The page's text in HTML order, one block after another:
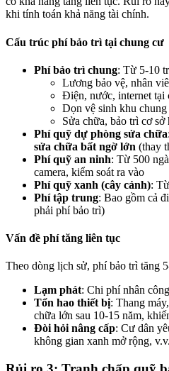
khi tính toán khả năng tài chính.
Cấu trúc phí bảo trì tại chung cư
Phí bảo trì chung: Từ 5-10
Lương bảo vệ, nhân
Điện, nước, internet tại
Dọn vệ sinh khu chung
Sửa chữa, bảo trì cơ sở
Phí quỹ dự phòng sửa chữa
sửa chữa bất ngờ lớn (thay
Phí quỹ an ninh: Từ 500
camera, kiểm soát ra vào
Phí quỹ xanh (cây cảnh):
Phí tập trung: Bao gồm cả
phải phí bảo trì)
Vấn đề phí tăng liên tục
Theo dòng lịch sử, phí bảo trì tăng
Lạm phát: Chi phí nhân
Tổn hao thiết bị: Thang
chữa lớn sau 10-15 năm,
Đòi hỏi nâng cấp: Cư dân
không gian xanh mở rộng,